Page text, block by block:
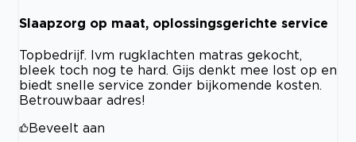
Slaapzorg op maat, oplossingsgerichte service
Topbedrijf. Ivm rugklachten matras gekocht,
bleek toch nog te hard. Gijs denkt mee lost op en
biedt snelle service zonder bijkomende kosten.
Betrouwbaar adres!
Beveelt aan